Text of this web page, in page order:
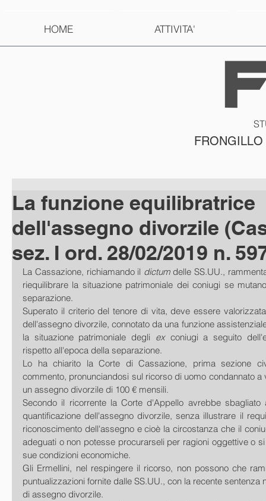
HOME ATTIVITA'
La funzione equilibratrice
dell'assegno divorzile
sez. I ord. 28/02/2019 n.
La Cassazione, richiamando il dictum delle SS.UU.,
riequilibrare la situazione patrimoniale dei coniugi se
separazione.
Superato il criterio del tenore di vita, deve essere
dell'assegno divorzile, connotato da una funzione
la situazione patrimoniale degli ex coniugi a seguito
rispetto all'epoca della separazione.
Lo ha chiarito la Corte di Cassazione, prima sezione
commento, pronunciandosi sul ricorso di uomo condannato
un assegno divorzile di 100 € mensili.
Secondo il ricorrente la Corte d'Appello avrebbe sbagliato
quantificazione dell'assegno divorzile, senza illustrare il
riconoscimento dell'assegno e cioè la circostanza che il
adeguati o non potesse procurarseli per ragioni oggettive o
sue condizioni economiche.
Gli Ermellini, nel respingere il ricorso, non possono che
puntualizzazioni fornite dalle SS.UU., con la recente sentenza
di assegno divorzile.